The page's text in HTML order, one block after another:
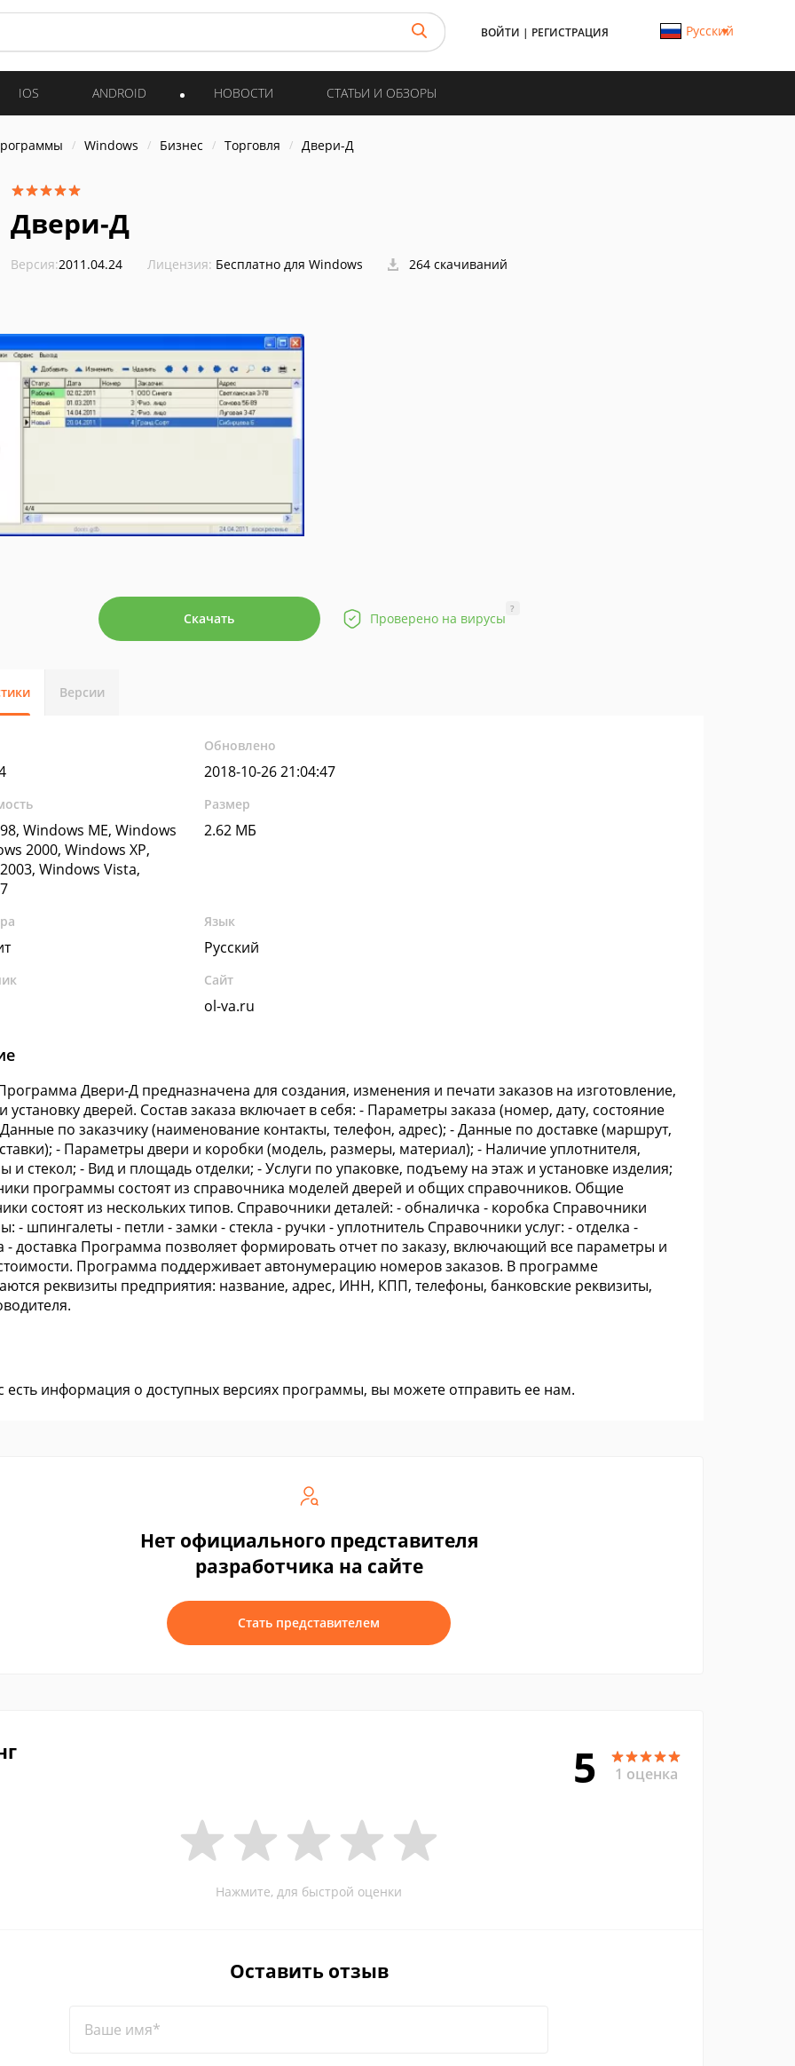
ВОЙТИ | РЕГИСТРАЦИЯ Русский
IOS ANDROID НОВОСТИ СТАТЬИ И ОБЗОРЫ
Windows Бизнес Торговля Двери-Д
Двери-Д
Версия:2011.04.24 Лицензия: Бесплатно для Windows 264 скачиваний
Скачать Проверено на вирусы
?
Версии
Обновлено
2018-10-26 21:04:47
Windows ME, Windows
2000, Windows XP,
Windows Vista,
Размер
2.62 МБ
Язык
Русский
Сайт
ol-va.ru
Двери-Д предназначена для создания, изменения и печати заказов на изготовление,
установку дверей. Состав заказа включает в себя: - Параметры заказа (номер, дату, состояние
Данные по заказчику (наименование контакты, телефон, адрес); - Данные по доставке (маршрут,
- Параметры двери и коробки (модель, размеры, материал); - Наличие уплотнителя,
и стекол; - Вид и площадь отделки; - Услуги по упаковке, подъему на этаж и установке изделия;
программы состоят из справочника моделей дверей и общих справочников. Общие
состоят из нескольких типов. Справочники деталей: - обналичка - коробка Справочники
- шпингалеты - петли - замки - стекла - ручки - уплотнитель Справочники услуг: - отделка -
- доставка Программа позволяет формировать отчет по заказу, включающий все параметры и
Программа поддерживает автонумерацию номеров заказов. В программе
реквизиты предприятия: название, адрес, ИНН, КПП, телефоны, банковские реквизиты,
есть информация о доступных версиях программы, вы можете отправить ее нам.
Нет официального представителя
разработчика на сайте
Стать представителем
5 1 оценка
Нажмите, для быстрой оценки
Оставить отзыв
Ваше имя*